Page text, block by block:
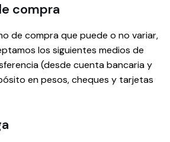
compra
de compra que puede o no variar,
los siguientes medios de
(desde cuenta bancaria y
en pesos, cheques y tarjetas